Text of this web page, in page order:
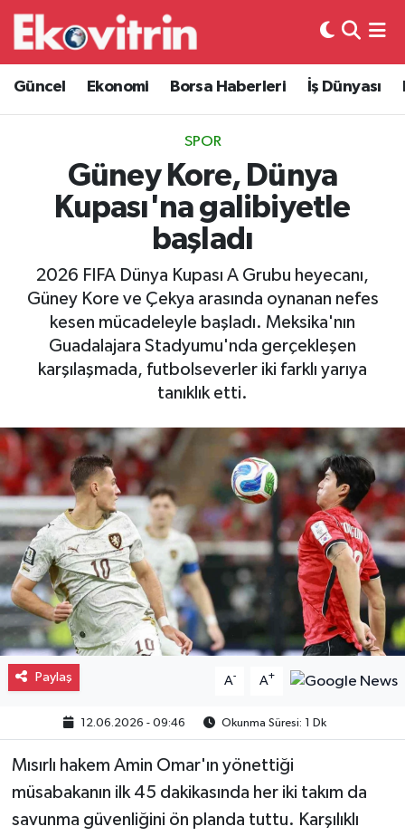
Güncel Ekonomi Borsa Haberleri İş Dünyası
SPOR
Güney Kore, Dünya
Kupası'na galibiyetle
başladı
2026 FIFA Dünya Kupası A Grubu heyecanı,
Güney Kore ve Çekya arasında oynanan nefes
kesen mücadeleyle başladı. Meksika'nın
Guadalajara Stadyumu'nda gerçekleşen
karşılaşmada, futbolseverler iki farklı yarıya
tanıklık etti.
Paylaş A- A+
12.06.2026 - 09:46 Okunma Süresi: 1 Dk
Mısırlı hakem Amin Omar'ın yönettiği
müsabakanın ilk 45 dakikasında her iki takım da
savunma güvenliğini ön planda tuttu. Karşılıklı
Güncel
Ekonomi
Borsa Haberleri
İş Dünyası
Otovitrin
Asayiş
Gayrimenkul
Spor
Eğitim
Hava Durumu
Trafik Durumu
Süper Lig Puan Durumu ve Fikstür
Tüm Manşetler
Son Dakika Haberleri
Haber Arşivi